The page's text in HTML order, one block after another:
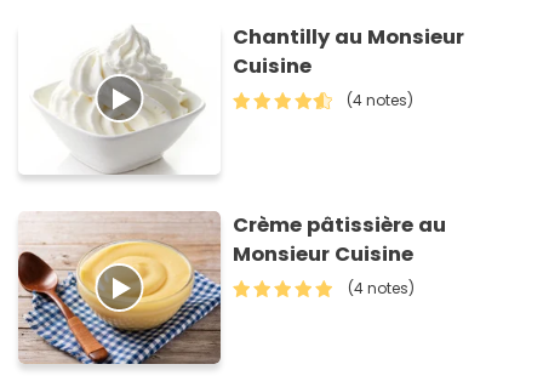
Chantilly au Monsieur
Cuisine
(4 notes)
Crème pâtissière au
Monsieur Cuisine
(4 notes)